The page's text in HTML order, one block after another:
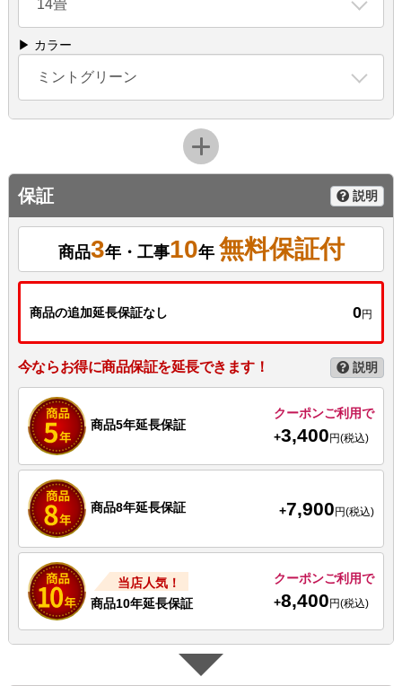
14畳
▶ カラー
ミントグリーン
保証 説明
商品3年・工事10年 無料保証付
商品の追加延長保証なし 0円
今ならお得に商品保証を延長できます！ 説明
商品5年延長保証
クーポンご利用で
+3,400円(税込)
商品8年延長保証 +7,900 円(税込)
当店人気！
商品10年延長保証
クーポンご利用で
+8,400円(税込)